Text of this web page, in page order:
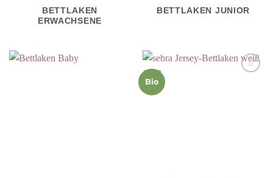
BETTLAKEN
ERWACHSENE
BETTLAKEN JUNIOR
Bio